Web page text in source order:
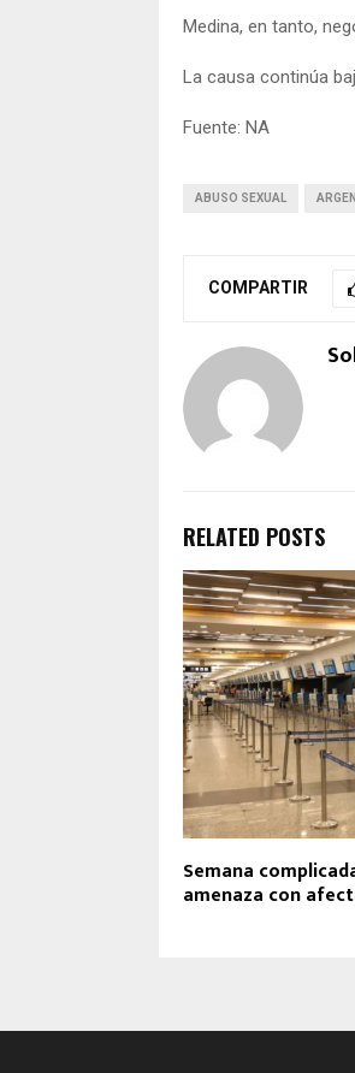
Medina, en tanto,
La causa continúa
Fuente: NA
ABUSO SEXUAL
COMPARTIR
RELATED POSTS
Semana
amenaza con